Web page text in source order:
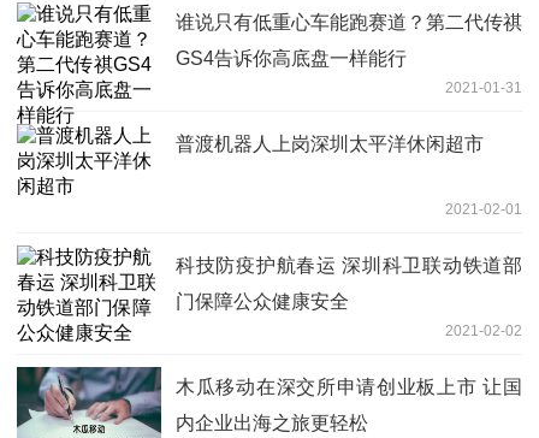
谁说只有低重心车能跑赛道？第二代传祺
GS4告诉你高底盘一样能行
2021-01-31
普渡机器人上岗深圳太平洋休闲超市
2021-02-01
科技防疫护航春运 深圳科卫联动铁道部
门保障公众健康安全
2021-02-02
木瓜移动在深交所申请创业板上市 让国
内企业出海之旅更轻松